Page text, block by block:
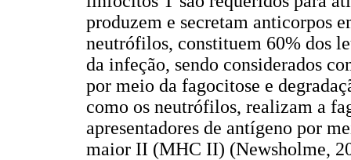
produzem e secretam anticorpos
neutrófilos, constituem 60% dos
da infeção, sendo considerados
por meio da fagocitose e
como os neutrófilos, realizam a
apresentadores de antígeno por
maior II (MHC II) (Newsholme,